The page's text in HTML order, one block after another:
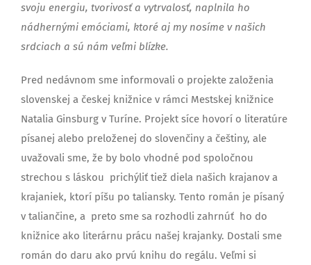
svoju energiu, tvorivosť a vytrvalosť, naplnila ho
nádhernými emóciami, ktoré aj my nosíme v našich
srdciach a sú nám veľmi blízke.
Pred nedávnom sme informovali o projekte založenia
slovenskej a českej knižnice v rámci Mestskej knižnice
Natalia Ginsburg v Turíne. Projekt síce hovorí o literatúre
písanej alebo preloženej do slovenčiny a češtiny, ale
uvažovali sme, že by bolo vhodné pod spoločnou
strechou s láskou prichýliť tiež diela našich krajanov a
krajaniek, ktorí píšu po taliansky. Tento román je písaný
v taliančine, a preto sme sa rozhodli zahrnúť ho do
knižnice ako literárnu prácu našej krajanky. Dostali sme
román do daru ako prvú knihu do regálu. Veľmi si